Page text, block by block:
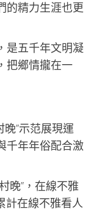
的精力生涯也更
是五千年文明凝
把鄉情攏在一
晚”示范展現運
千年年俗配合激
晚”，在線不雅
計在線不雅看人